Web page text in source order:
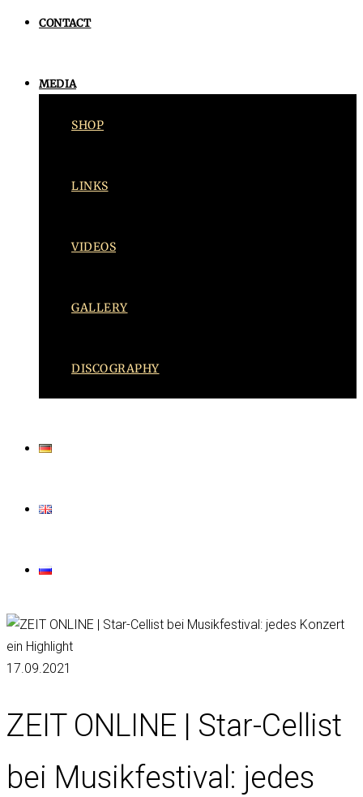
CONTACT
MEDIA
SHOP
LINKS
VIDEOS
GALLERY
DISCOGRAPHY
17.09.2021
ZEIT ONLINE | Star-Cellist
bei Musikfestival: jedes